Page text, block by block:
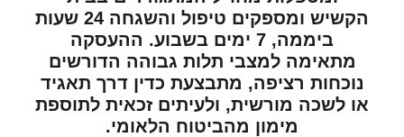
הקשיש ומספקים טיפול והשגחה 24 שעות
ביממה, 7 ימים בשבוע. ההעסקה
מתאימה למצבי תלות גבוהה הדורשים
נוכחות רציפה, מתבצעת כדין דרך תאגיד
או לשכה מורשית, ולעיתים זכאית לתוספת
מימון מהביטוח הלאומי.